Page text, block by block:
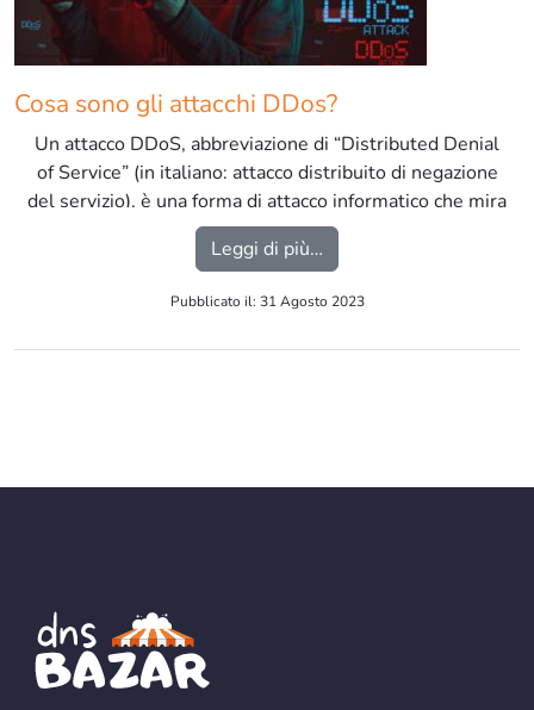
Cosa sono gli attacchi DDos?
Un attacco DDoS, abbreviazione di “Distributed Denial
of Service” (in italiano: attacco distribuito di negazione
del servizio), è una forma di attacco informatico che mira
a rendere un servizio online o un sito web inaccessibile
agli utenti legittimi sovraccaricando il sistema con un
Leggi di più…
Pubblicato il: 31 Agosto 2023